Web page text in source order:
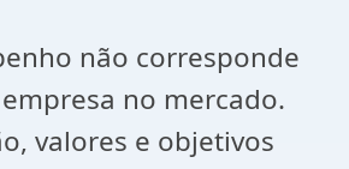
não corresponde
no mercado.
valores e objetivos